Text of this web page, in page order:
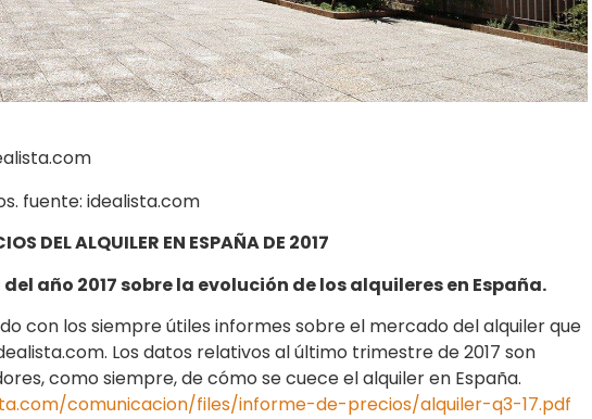
fuente: idealista.com
DEL ALQUILER EN ESPAÑA DE 2017
año 2017 sobre la evolución de los alquileres en España.
con los siempre útiles informes sobre el mercado del alquiler que
Los datos relativos al último trimestre de 2017 son
como siempre, de cómo se cuece el alquiler en España.
comunicacion/files/informe-de-precios/alquiler-q3-17.pdf